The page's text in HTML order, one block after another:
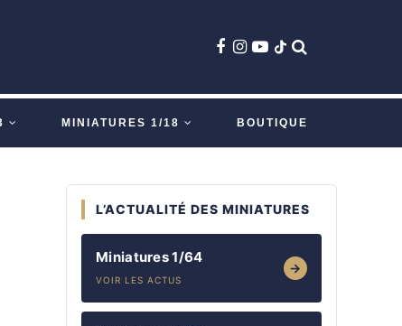
MINIATURES 1/18 BOUTIQUE
L’ACTUALITÉ DES MINIATURES
Miniatures 1/64
VOIR LES ACTUS
→